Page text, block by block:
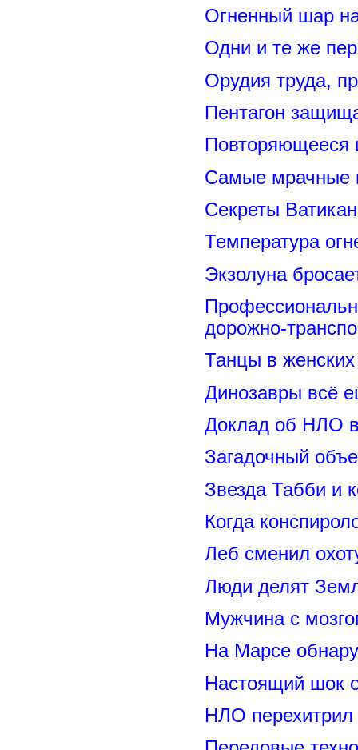
Огненный шар
Одни и те же
Орудия труда,
Пентагон
Повторяющееся
Самые мрачные
Секреты
Температура
Экзолуна
дорожно-
Танцы в женских
Динозавры всё
Доклад об НЛО
Загадочный
Звезда Табби и
Когда
Леб сменил
Люди делят
Мужчина с
На Марсе
Настоящий шок
НЛО перехитрил